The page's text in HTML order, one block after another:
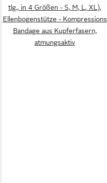
tlg., in 4 Größen - S, M, L, XL),
Ellenbogenstütze - Kompressions
Bandage aus Kupferfasern,
atmungsaktiv